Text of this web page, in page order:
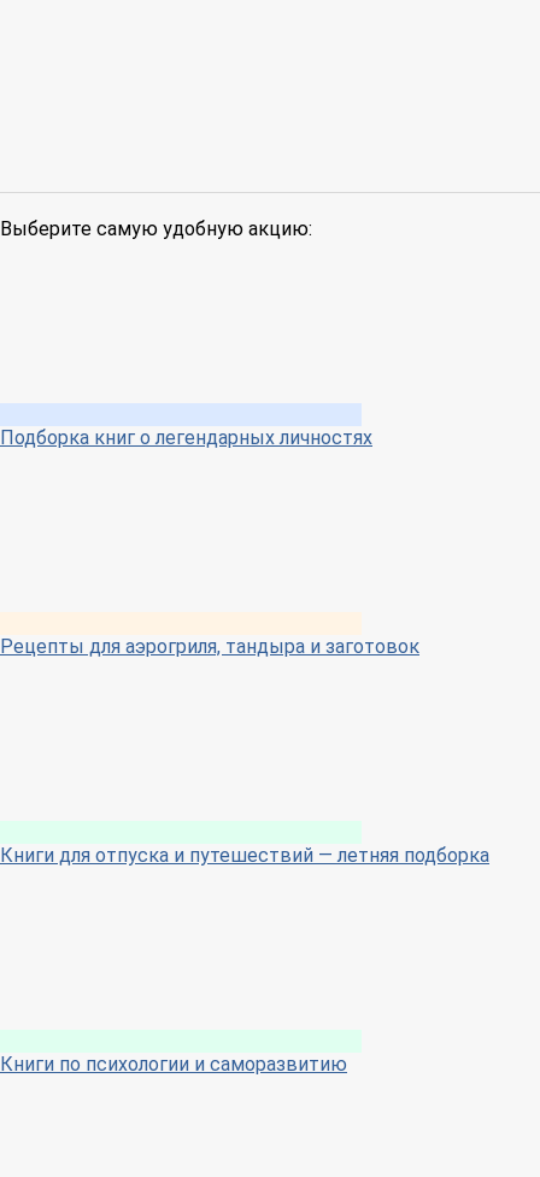
Выберите самую удобную акцию:
Подборка книг о легендарных личностях
Рецепты для аэрогриля, тандыра и заготовок
Книги для отпуска и путешествий — летняя подборка
Книги по психологии и саморазвитию